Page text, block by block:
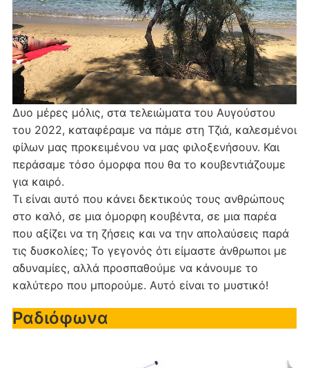
Δυο μέρες μόλις, στα τελειώματα του Αυγούστου
του 2022, καταφέραμε να πάμε στη Τζιά, καλεσμένοι
φίλων μας προκειμένου να μας φιλοξενήσουν. Και
περάσαμε τόσο όμορφα που θα το κουβεντιάζουμε
για καιρό.
Τι είναι αυτό που κάνει δεκτικούς τους ανθρώπους
στο καλό, σε μια όμορφη κουβέντα, σε μια παρέα
που αξίζει να τη ζήσεις και να την απολαύσεις παρά
τις δυσκολίες; Το γεγονός ότι είμαστε άνθρωποι με
αδυναμίες, αλλά προσπαθούμε να κάνουμε το
καλύτερο που μπορούμε. Αυτό είναι το μυστικό!
Ραδιόφωνα